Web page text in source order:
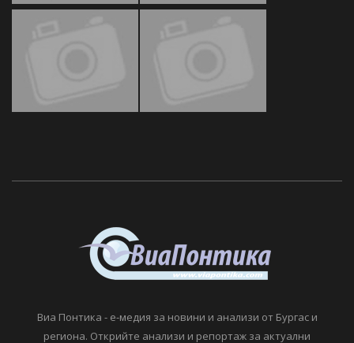
Виа Понтика - е-медия за новини и анализи от Бургас и
региона. Открийте анализи и репортаж за актуални